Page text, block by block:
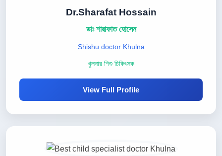
Dr.Sharafat Hossain
ডাঃ শারাফাত হোসেন
Shishu doctor Khulna
খুলনার শিশু চিকিৎসক
View Full Profile